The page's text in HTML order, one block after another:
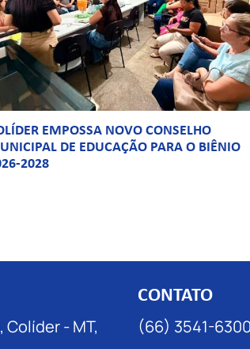
EMPOSSA NOVO CONSELHO
DE EDUCAÇÃO PARA O BIÊNIO
2028
Colíder - MT,
CONTATO
(66) 3541-6300